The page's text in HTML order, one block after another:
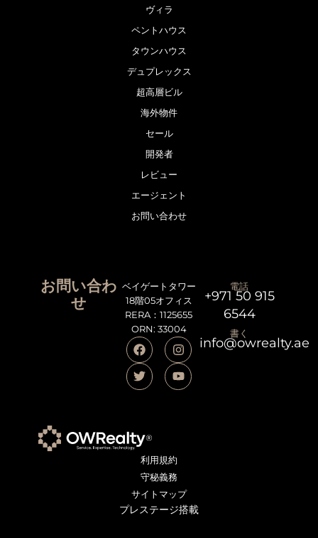
ヴィラ
ペントハウス
タウンハウス
デュプレックス
超高層ビル
海外物件
セール
開発者
レビュー
エージェント
お問い合わせ
お問い合わ
せ
ベイゲートタワー
18階05オフィス
RERA：1125655
ORN: 33004
電話
+971 50 915
6544
書く
info@owrealty.ae
利用規約
守秘義務
サイトマップ
プレステージ搭載